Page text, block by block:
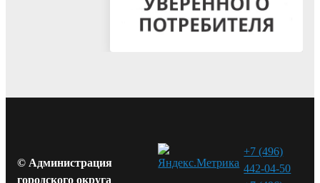
© Администрация
городского округа
+7 (496)
442-04-50